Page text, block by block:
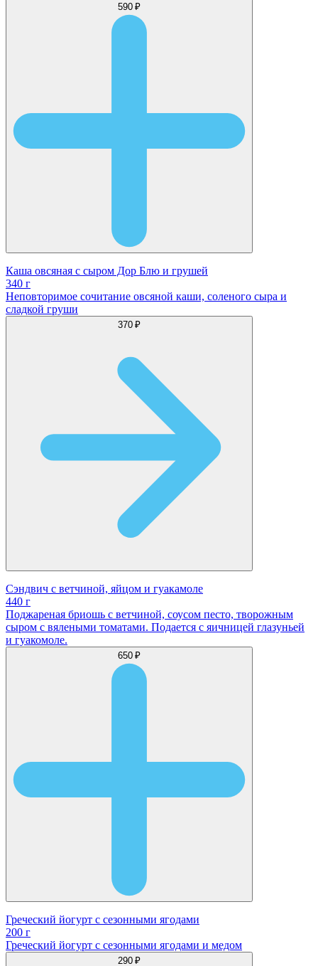
590 ₽
Каша овсяная с сыром Дор Блю и грушей
340 г
Неповторимое сочитание овсяной каши, соленого сыра и
сладкой груши
370 ₽
Сэндвич с ветчиной, яйцом и гуакамоле
440 г
Поджареная бриошь с ветчиной, соусом песто, творожным
сыром с вялеными томатами. Подается с яичницей глазуньей
и гуакомоле.
650 ₽
Греческий йогурт с сезонными ягодами
200 г
Греческий йогурт с сезонными ягодами и медом
290 ₽